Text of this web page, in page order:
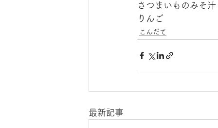
さつまいものみそ汁
りんご
こんだて
最新記事